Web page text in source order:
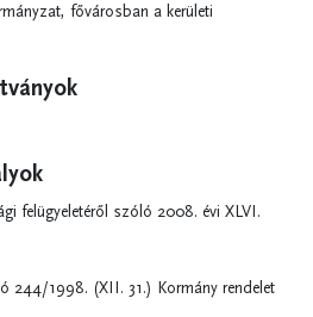
fővárosban a kerületi
felügyeletéről szóló 2008. évi XLVI.
244/1998. (XII. 31.) Kormány rendelet